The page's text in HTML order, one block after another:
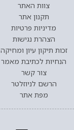
צוות האתר
תקנון אתר
מדיניות פרטיות
הצהרת נגישות
זכות תיקון עיון ומחיקה
הנחיות לכתיבת מאמר
צור קשר
הרשם לניוזלטר
מפת אתר